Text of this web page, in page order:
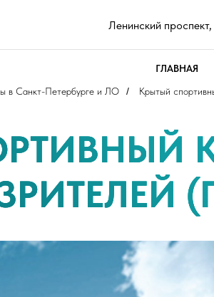
Ленинский
ГЛАВНАЯ
в Санкт-Петербурге и ЛО / Крытый